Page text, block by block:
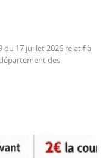
du 17 juillet 2026 relatif à
des